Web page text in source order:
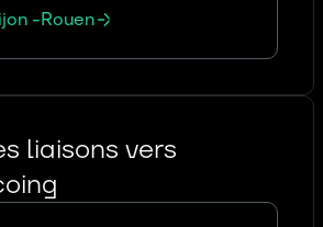
-Rouen
liaisons vers